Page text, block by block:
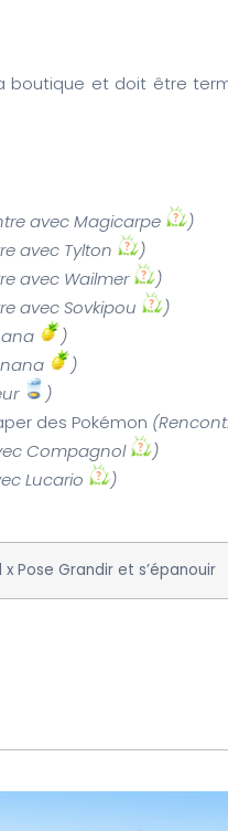
boutique et doit être
avec Magicarpe
)
avec Tylton
)
avec Wailmer
)
avec Sovkipou
)
)
)
)
des Pokémon
Compagnol
)
Lucario )
x Pose Grandir et s’épanouir